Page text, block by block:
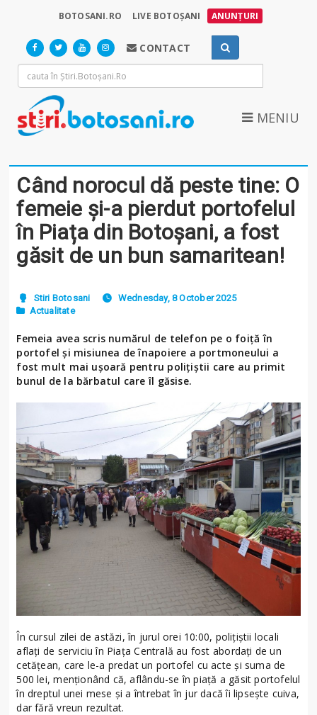
BOTOSANI.RO LIVE BOTOȘANI ANUNȚURI
CONTACT
MENIU
Când norocul dă peste tine: O
femeie și-a pierdut portofelul
în Piața din Botoșani, a fost
găsit de un bun samaritean!
Stiri Botosani
Wednesday, 8 October 2025
Actualitate
Femeia avea scris numărul de telefon pe o foiță în
portofel și misiunea de înapoiere a portmoneului a
fost mult mai ușoară pentru polițiștii care au primit
bunul de la bărbatul care îl găsise.
În cursul zilei de astăzi, în jurul orei 10:00, polițiștii locali
aflați de serviciu în Piața Centrală au fost abordați de un
cetățean, care le-a predat un portofel cu acte și suma de
500 lei, menționând că, aflându-se în piață a găsit portofelul
în dreptul unei mese și a întrebat în jur dacă îi lipsește cuiva,
dar fără vreun rezultat.